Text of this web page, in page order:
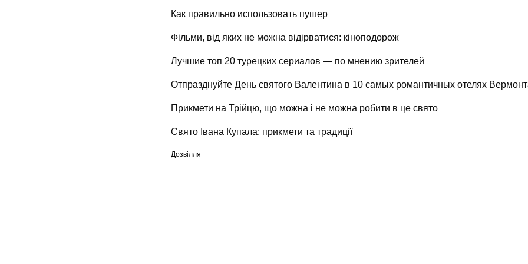
Как правильно использовать пушер
Фільми, від яких не можна відірватися: кіноподорож
Лучшие топ 20 турецких сериалов — по мнению зрителей
Отпразднуйте День святого Валентина в 10 самых романтичных отелях
Прикмети на Трійцю, що можна і не можна робити в це свято
Свято Івана Купала: прикмети та традиції
Дозвілля